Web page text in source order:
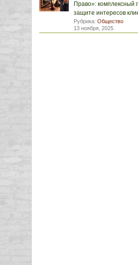
Право»: комплексный
защите интересов
Рубрика: Общество
13 ноября, 2025